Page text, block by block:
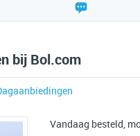
bij Bol.com
Vandaag besteld,